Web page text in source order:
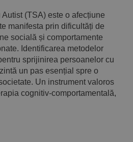
(TSA) este o afecțiune
manifesta prin dificultăți de
socială și comportamente
Identificarea metodelor
sprijinirea persoanelor cu
un pas esențial spre o
Un instrument valoros
cognitiv-comportamentală,